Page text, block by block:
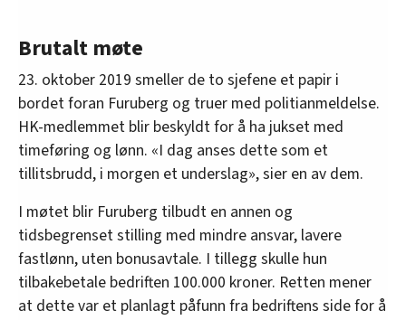
Brutalt møte
23. oktober 2019 smeller de to sjefene et papir i
bordet foran Furuberg og truer med politianmeldelse.
HK-medlemmet blir beskyldt for å ha jukset med
timeføring og lønn. «I dag anses dette som et
tillitsbrudd, i morgen et underslag», sier en av dem.
I møtet blir Furuberg tilbudt en annen og
tidsbegrenset stilling med mindre ansvar, lavere
fastlønn, uten bonusavtale. I tillegg skulle hun
tilbakebetale bedriften 100.000 kroner. Retten mener
at dette var et planlagt påfunn fra bedriftens side for å